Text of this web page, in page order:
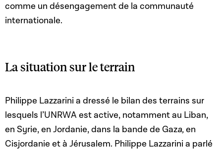
comme un désengagement de la communauté
internationale.
La situation sur le terrain
Philippe Lazzarini a dressé le bilan des terrains sur
lesquels l’UNRWA est active, notamment au Liban,
en Syrie, en Jordanie, dans la bande de Gaza,en
Cisjordanie et à Jérusalem. Philippe Lazzarini a parlé